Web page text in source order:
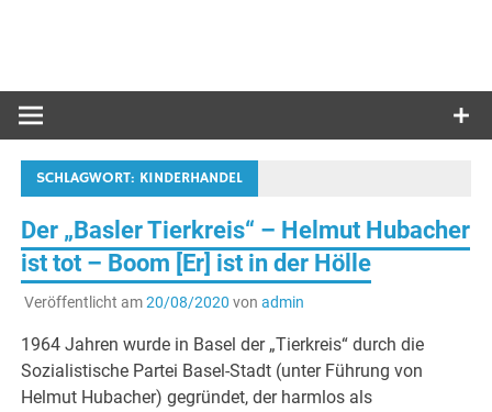
SCHLAGWORT: KINDERHANDEL
Der „Basler Tierkreis“ – Helmut Hubacher
ist tot – Boom [Er] ist in der Hölle
Veröffentlicht am20/08/2020 von admin
1964 Jahren wurde in Basel der „Tierkreis“ durch die
Sozialistische Partei Basel-Stadt (unter Führung von
Helmut Hubacher) gegründet, der harmlos als